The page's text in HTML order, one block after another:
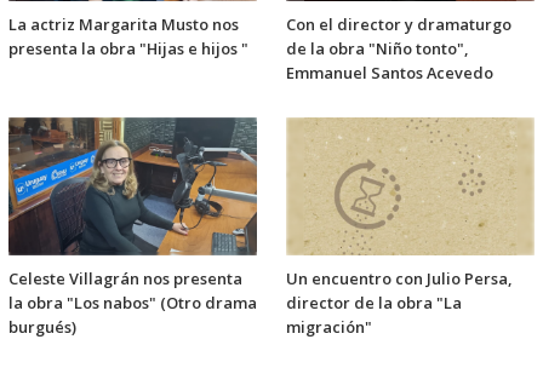
La actriz Margarita Musto nos
presenta la obra "Hijas e hijos "
Con el director y dramaturgo
de la obra "Niño tonto",
Emmanuel Santos Acevedo
Celeste Villagrán nos presenta
la obra "Los nabos" (Otro drama
burgués)
Un encuentro con Julio Persa,
director de la obra "La
migración"